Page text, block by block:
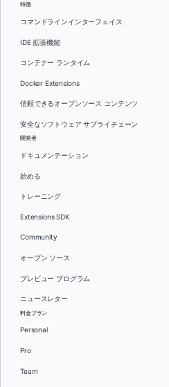
特徴
コマンドラインインターフェイス
IDE 拡張機能
コンテナー ランタイム
Docker Extensions
信頼できるオープンソース コンテンツ
安全なソフトウェア サプライチェーン
開発者
ドキュメンテーション
始める
トレーニング
Extensions SDK
Community
オープン ソース
プレビュー プログラム
ニュースレター
料金プラン
Personal
Pro
Team